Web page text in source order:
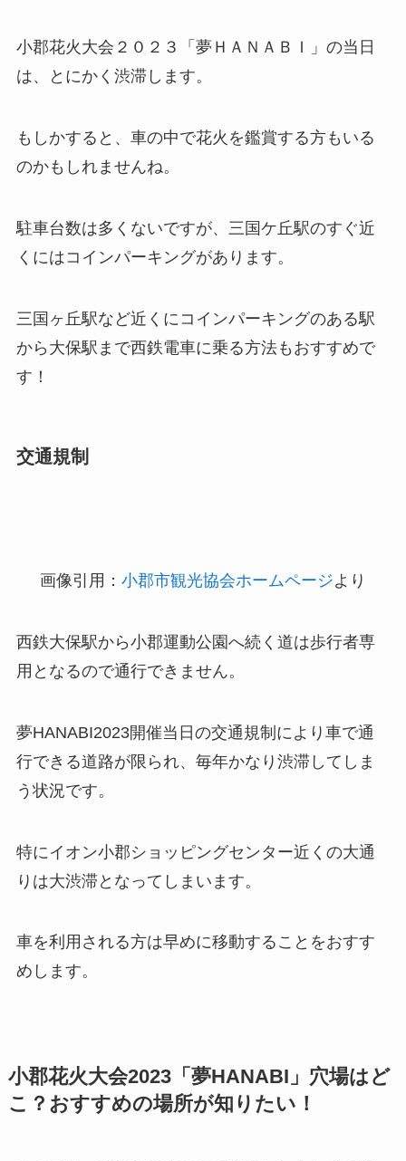
小郡花火大会２０２３「夢ＨＡＮＡＢＩ」の当日
は、とにかく渋滞します。
もしかすると、車の中で花火を鑑賞する方もいる
のかもしれませんね。
駐車台数は多くないですが、三国ケ丘駅のすぐ近
くにはコインパーキングがあります。
三国ヶ丘駅など近くにコインパーキングのある駅
から大保駅まで西鉄電車に乗る方法もおすすめで
す！
交通規制
画像引用： 小郡市観光協会ホームページより
西鉄大保駅から小郡運動公園へ続く道は歩行者専
用となるので通行できません。
夢HANABI2023開催当日の交通規制により車で通
行できる道路が限られ、毎年かなり渋滞してしま
う状況です。
特にイオン小郡ショッピングセンター近くの大通
りは大渋滞となってしまいます。
車を利用される方は早めに移動することをおすす
めします。
小郡花火大会2023「夢HANABI」穴場はど
こ？おすすめの場所が知りたい！